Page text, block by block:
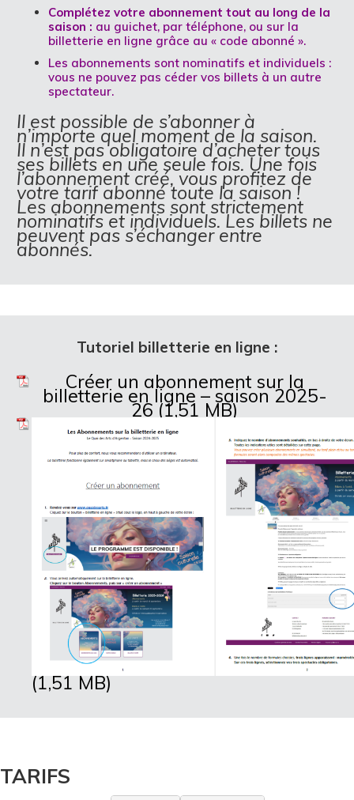
Complétez votre abonnement tout au long de la
saison : au guichet, par téléphone, ou sur la
billetterie en ligne grâce au « code abonné ».
Les abonnements sont nominatifs et individuels :
vous ne pouvez pas céder vos billets à un autre
spectateur.
Il est possible de s’abonner à
n’importe quel moment de la saison.
Il n’est pas obligatoire d’acheter tous
ses billets en une seule fois. Une fois
l’abonnement créé, vous profitez de
votre tarif abonné toute la saison !
Les abonnements sont strictement
nominatifs et individuels. Les billets ne
peuvent pas s’échanger entre
abonnés.
Tutoriel billetterie en ligne :
Créer un abonnement sur la
billetterie en ligne – saison 2025-
26
TARIFS